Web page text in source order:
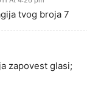
tvog broja 7
zapovest glasi;